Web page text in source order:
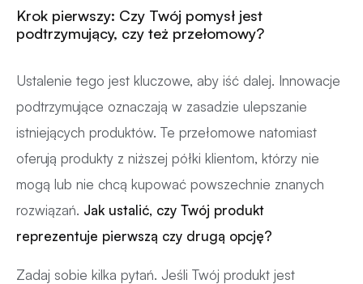
Krok pierwszy: Czy Twój pomysł jest
podtrzymujący, czy też przełomowy?
Ustalenie tego jest kluczowe, aby iść dalej. Innowacje
podtrzymujące oznaczają w zasadzie ulepszanie
istniejących produktów. Te przełomowe natomiast
oferują produkty z niższej półki klientom, którzy nie
mogą lub nie chcą kupować powszechnie znanych
rozwiązań. Jak ustalić, czy Twój produkt
reprezentuje pierwszą czy drugą opcję?
Zadaj sobie kilka pytań. Jeśli Twój produkt jest